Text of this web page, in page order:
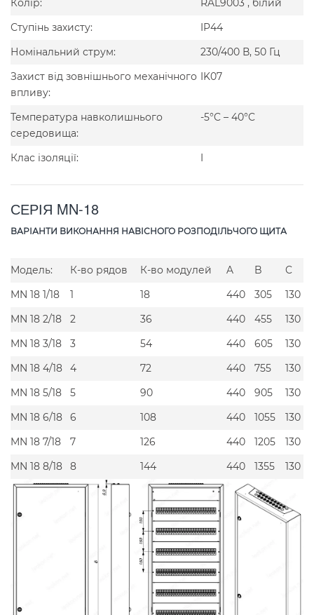
Ступінь захисту:
IP44
Номінальний струм:
230/400 В, 50 Гц
Захист від зовнішнього механічного
впливу:
IK07
Температура навколишнього
середовища:
-5°C – 40°C
Клас ізоляції: I
СЕРІЯ MN-18
ВАРІАНТИ ВИКОНАННЯ НАВІСНОГО РОЗПОДІЛЬЧОГО ЩИТА
Модель: К-во рядов К-во модулей A B
C
MN 18 1/18
1 18 440 305
130
MN 18 2/18
2 36 440 455
130
MN 18 3/18
3 54 440 605
130
MN 18 4/18
4 72 440 755
130
MN 18 5/18
5 90 440 905
130
MN 18 6/18
6 108 440 1055
130
MN 18 7/18
7 126 440 1205
130
MN 18 8/18
8 144 440 1355 130